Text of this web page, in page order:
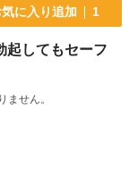
気に入り追加 1
起してもセーフ
せん。